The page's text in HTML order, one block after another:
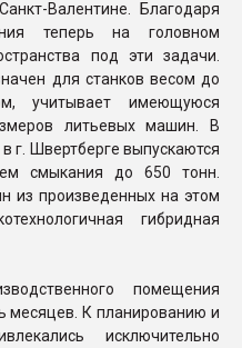
Валентине. Благодаря
теперь на головном
под эти задачи.
для станков весом до
учитывает имеющуюся
литьевых машин. В
г. Швертберге выпускаются
смыкания до 650 тонн.
из произведенных на этом
гибридная
помещения
месяцев. К планированию и
исключительно